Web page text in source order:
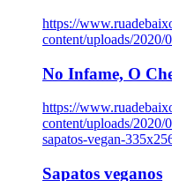
https://
content/uploads/
No Infame, O
https://
content/uploads/2020/
sapatos-vegan-
Sapatos veganos